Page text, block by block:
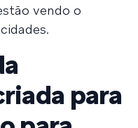
vendo o
para